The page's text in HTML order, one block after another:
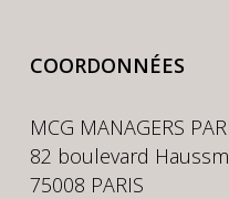
COORDONNÉES
MCG MANAGERS
82 boulevard
75008 PARIS